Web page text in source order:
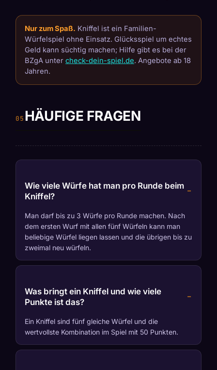
Nur zum Spaß. Kniffel ist ein Familien-
Würfelspiel ohne Einsatz. Glücksspiel um echtes
Geld kann süchtig machen; Hilfe gibt es bei der
BZgA unter check-dein-spiel.de. Angebote ab 18
Jahren.
HÄUFIGE FRAGEN
Wie viele Würfe hat man pro Runde beim
Kniffel?
Man darf bis zu 3 Würfe pro Runde machen. Nach
dem ersten Wurf mit allen fünf Würfeln kann man
beliebige Würfel liegen lassen und die übrigen bis zu
zweimal neu würfeln.
Was bringt ein Kniffel und wie viele
Punkte ist das?
Ein Kniffel sind fünf gleiche Würfel und die
wertvollste Kombination im Spiel mit 50 Punkten.